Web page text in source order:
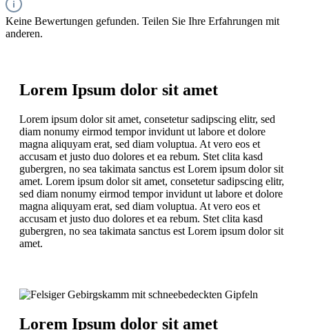
Keine Bewertungen gefunden. Teilen Sie Ihre Erfahrungen mit
anderen.
Lorem Ipsum dolor sit amet
Lorem ipsum dolor sit amet, consetetur sadipscing elitr, sed
diam nonumy eirmod tempor invidunt ut labore et dolore
magna aliquyam erat, sed diam voluptua. At vero eos et
accusam et justo duo dolores et ea rebum. Stet clita kasd
gubergren, no sea takimata sanctus est Lorem ipsum dolor sit
amet. Lorem ipsum dolor sit amet, consetetur sadipscing elitr,
sed diam nonumy eirmod tempor invidunt ut labore et dolore
magna aliquyam erat, sed diam voluptua. At vero eos et
accusam et justo duo dolores et ea rebum. Stet clita kasd
gubergren, no sea takimata sanctus est Lorem ipsum dolor sit
amet.
Lorem Ipsum dolor sit amet